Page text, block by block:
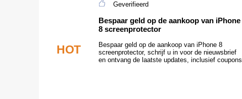
HOT
Geverifieerd
Bespaar geld op de aankoop van iPhone
8 screenprotector
Bespaar geld op de aankoop van iPhone 8
screenprotector, schrijf u in voor de nieuwsbrief
en ontvang de laatste updates, inclusief coupons